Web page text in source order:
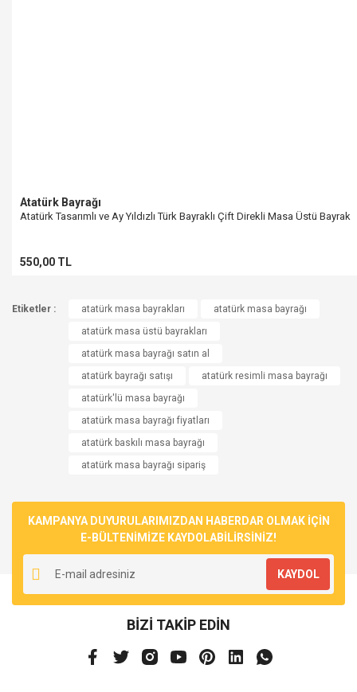
Atatürk Bayrağı
Atatürk Tasarımlı ve Ay Yıldızlı Türk Bayraklı Çift Direkli Masa Üstü Bayrak
550,00 TL
Etiketler : atatürk masa bayrakları
atatürk masa bayrağı
atatürk masa üstü bayrakları
atatürk masa bayrağı satın al
atatürk bayrağı satışı
atatürk resimli masa bayrağı
atatürk'lü masa bayrağı
atatürk masa bayrağı fiyatları
atatürk baskılı masa bayrağı
atatürk masa bayrağı sipariş
KAMPANYA DUYURULARIMIZDAN HABERDAR OLMAK İÇİN
E-BÜLTENİMİZE KAYDOLABİLİRSİNİZ!
KAYDOL
BİZİ TAKİP EDİN